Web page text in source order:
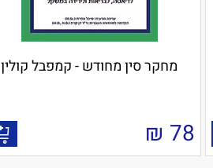
מחקר סין מחודש - קמפבל קולין
78
₪